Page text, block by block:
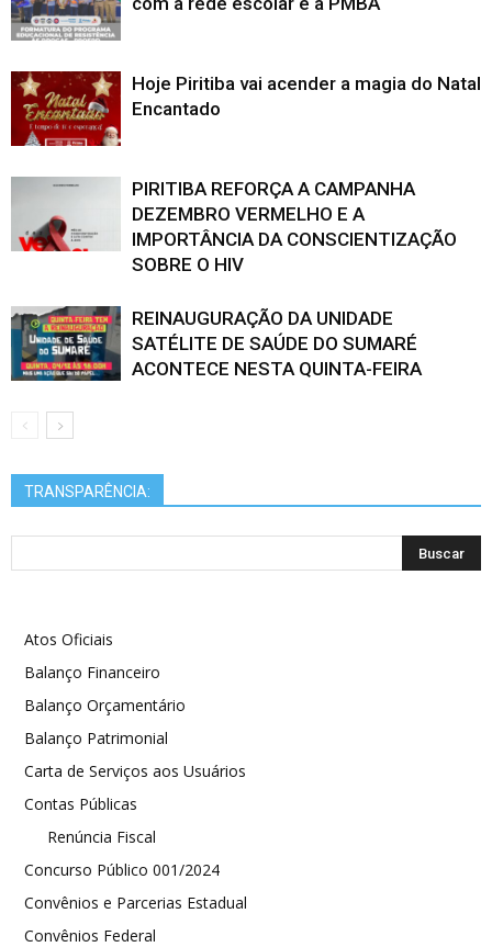
Hoje Piritiba vai acender a magia do Natal
Encantado
PIRITIBA REFORÇA A CAMPANHA
DEZEMBRO VERMELHO E A
IMPORTÂNCIA DA CONSCIENTIZAÇÃO
SOBRE O HIV
REINAUGURAÇÃO DA UNIDADE
SATÉLITE DE SAÚDE DO SUMARÉ
ACONTECE NESTA QUINTA-FEIRA
TRANSPARÊNCIA:
Atos Oficiais
Balanço Financeiro
Balanço Orçamentário
Balanço Patrimonial
Carta de Serviços aos Usuários
Contas Públicas
Renúncia Fiscal
Concurso Público 001/2024
Convênios e Parcerias Estadual
Convênios Federal